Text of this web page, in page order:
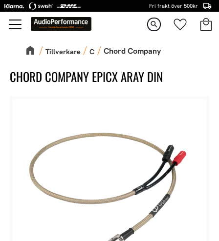
Meny
Fri frakt över 500kr
search Favoriter
Tillverkare C Chord Company
CHORD COMPANY EPICX ARAY DIN